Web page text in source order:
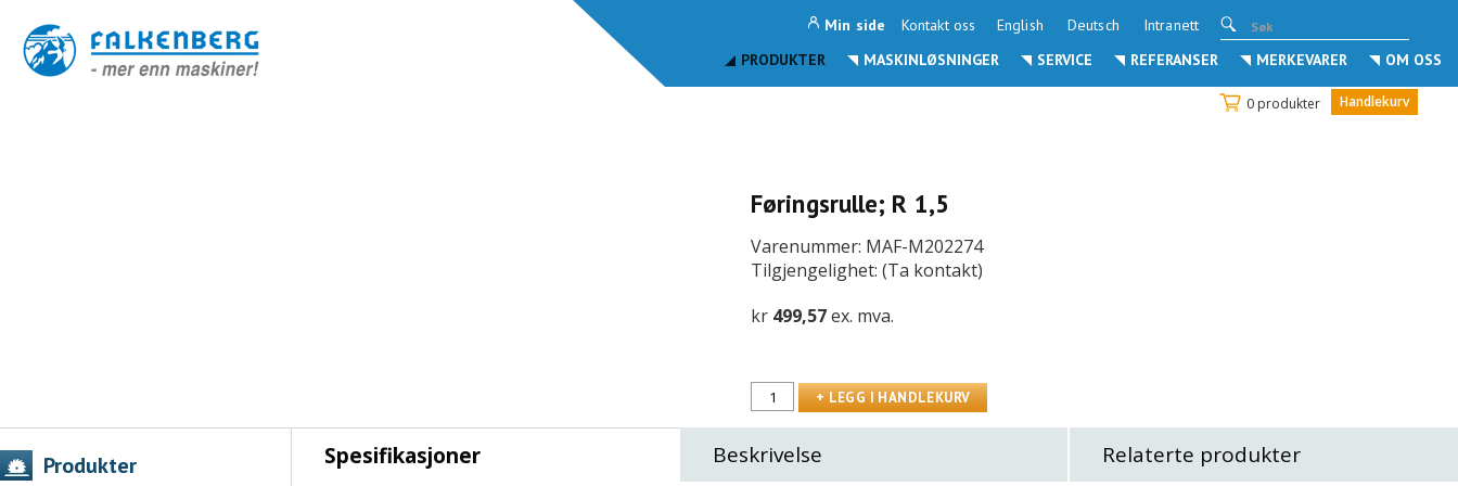
English Deutsch Intranett
Kontakt oss
Min side
PRODUKTER
MASKINLØSNINGER SERVICE REFERANSER MERKEVARER OM OSS
0 produkter Handlekurv
Føringsrulle; R 1,5
Varenummer: MAF-M202274
Tilgjengelighet: (Ta kontakt)
kr 499,57ex. mva.
Produkter Spesifikasjoner Beskrivelse Relaterte produkter